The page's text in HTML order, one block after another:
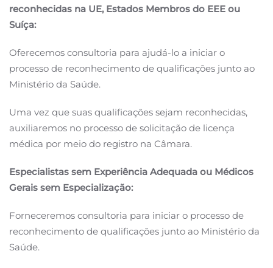
reconhecidas na UE, Estados Membros do EEE ou
Suíça:
Oferecemos consultoria para ajudá-lo a iniciar o
processo de reconhecimento de qualificações junto ao
Ministério da Saúde.
Uma vez que suas qualificações sejam reconhecidas,
auxiliaremos no processo de solicitação de licença
médica por meio do registro na Câmara.
Especialistas sem Experiência Adequada ou Médicos
Gerais sem Especialização:
Forneceremos consultoria para iniciar o processo de
reconhecimento de qualificações junto ao Ministério da
Saúde.